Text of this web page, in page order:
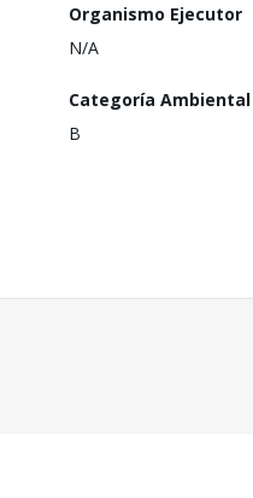
Organismo Ejecutor
N/A
Categoría Ambiental
B